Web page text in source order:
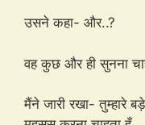
उसने कहा- और..?
वह कुछ और ही सुनना
मैंने जारी रखा- तुम्हारे